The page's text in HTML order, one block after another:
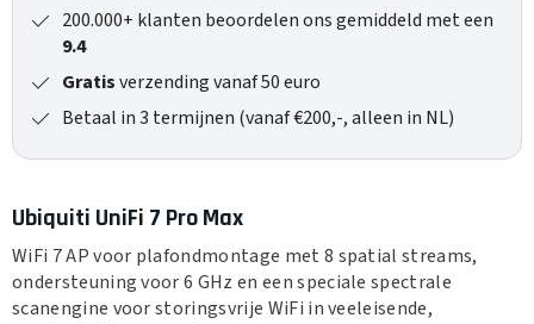
Max
Max
200.000+ klanten beoordelen ons gemiddeld met een
9.4
Gratisverzending vanaf 50 euro
Betaal in 3 termijnen (vanaf €200,-, alleen in NL)
Ubiquiti UniFi 7 Pro Max
WiFi 7 AP voor plafondmontage met 8 spatial streams,
ondersteuning voor 6 GHz en een speciale spectrale
scanengine voor storingsvrije WiFi in veeleisende,